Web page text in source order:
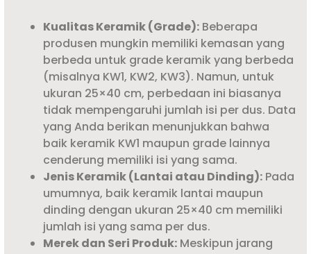
Kualitas Keramik (Grade): Beberapa
produsen mungkin memiliki kemasan yang
berbeda untuk grade keramik yang berbeda
(misalnya KW1, KW2, KW3). Namun, untuk
ukuran 25×40 cm, perbedaan ini biasanya
tidak mempengaruhi jumlah isi per dus. Data
yang Anda berikan menunjukkan bahwa
baik keramik KW1 maupun grade lainnya
cenderung memiliki isi yang sama.
Jenis Keramik (Lantai atau Dinding): Pada
umumnya, baik keramik lantai maupun
dinding dengan ukuran 25×40 cm memiliki
jumlah isi yang sama per dus.
Merek dan Seri Produk: Meskipun jarang